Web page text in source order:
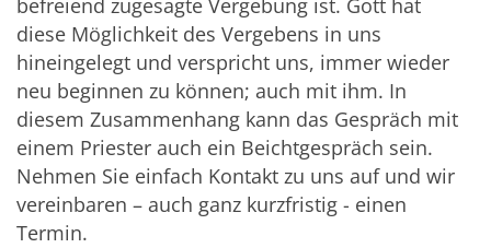
befreiend zugesagte Vergebung ist. Gott hat
diese Möglichkeit des Vergebens in uns
hineingelegt und verspricht uns, immer wieder
neu beginnen zu können; auch mit ihm. In
diesem Zusammenhang kann das Gespräch mit
einem Priester auch ein Beichtgespräch sein.
Nehmen Sie einfach Kontakt zu uns auf und wir
vereinbaren – auch ganz kurzfristig - einen
Termin.